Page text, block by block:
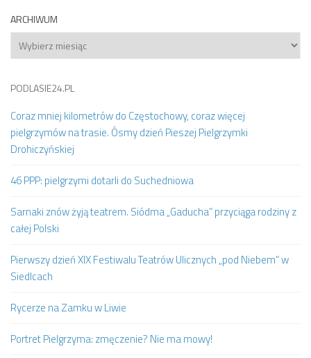
ARCHIWUM
Archiwum
PODLASIE24.PL
Coraz mniej kilometrów do Częstochowy, coraz więcej
pielgrzymów na trasie. Ósmy dzień Pieszej Pielgrzymki
Drohiczyńskiej
46 PPP: pielgrzymi dotarli do Suchedniowa
Sarnaki znów żyją teatrem. Siódma „Gaducha” przyciąga rodziny z
całej Polski
Pierwszy dzień XIX Festiwalu Teatrów Ulicznych „pod Niebem” w
Siedlcach
Rycerze na Zamku w Liwie
Portret Pielgrzyma: zmęczenie? Nie ma mowy!